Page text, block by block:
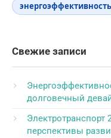
энергоэффективность
Свежие записи
долговечный
Электротранспорт
перспективы